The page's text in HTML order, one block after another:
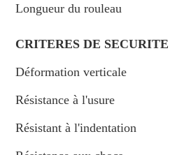
Longueur du rouleau
CRITERES DE SECURITE
Déformation verticale
Résistance à l'usure
Résistant à l'indentation